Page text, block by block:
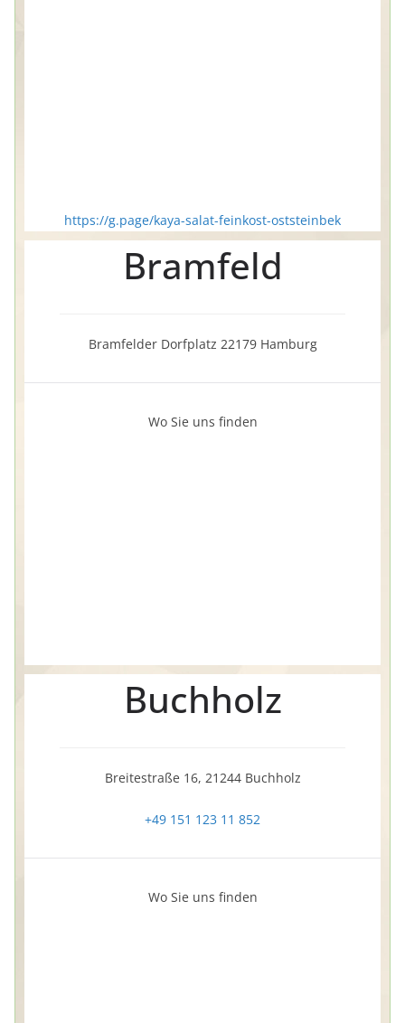
https://g.page/kaya-salat-feinkost-oststeinbek
Bramfeld
Bramfelder Dorfplatz 22179 Hamburg
Wo Sie uns finden
Buchholz
Breitestraße 16, 21244 Buchholz
+49 151 123 11 852
Wo Sie uns finden